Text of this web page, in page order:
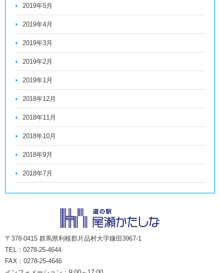
2019年5月
2019年4月
2019年3月
2019年2月
2019年1月
2018年12月
2018年11月
2018年10月
2018年9月
2018年7月
〒378-0415 群馬県利根郡片品村大字鎌田3967-1
TEL：0278-25-4644
FAX：0278-25-4646